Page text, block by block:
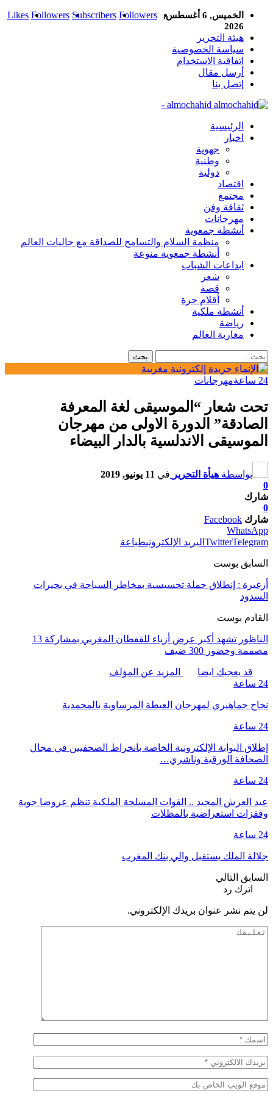
Likes Followers Subscribers Followers
الخميس, 6 أغسطس,
2026
هيئة التحرير
سياسة الخصوصية
اتفاقية الاستخدام
أرسل مقال
إتصل بنا
almochahid -
الرئيسية
اخبار
جهوية
وطنية
دولية
اقتصاد
مجتمع
ثقافة وفن
مهرجانات
أنشطة جمعوية
منظمة السلام والتسامح للصداقة مع جاليات العالم
أنشطة جمعوية منوعة
ابداعات الشباب
شعر
قصة
أقلام حرة
أنشطة ملكية
رياضة
مغاربة العالم
24 ساعة مهرجانات
تحت شعار “الموسيقى لغة المعرفة
الصادقة” الدورة الاولى من مهرجان
الموسيقى الاندلسية بالدار البيضاء
بواسطة هيأة التحرير في 11 يونيو, 2019
0
شارك
0
شارك Facebook
WhatsApp
TwitterTelegram البريد الإلكترونيطباعة
السابق بوست
أزغيرة : إنطلاق حملة تحسيسية بمخاطر السباحة في بحيرات
السدود
القادم بوست
الناظور تشهد أكبر عرض أزياء للقفطان المغربي بمشاركة 13
مصممة وحضور 300 ضيف
قد يعجبك ايضا
المزيد عن المؤلف
24 ساعة
نجاح جماهيري لمهرجان العيطة المرساوية بالمحمدية
24 ساعة
إطلاق البوابة الإلكترونية الخاصة بانخراط الصحفيين في مجال
الصحافة الورقية وناشري…
24 ساعة
عيد العرش المجيد .. القوات المسلحة الملكية تنظم عروضا جوية
وقفزات استعراضية بالمظلات
24 ساعة
جلالة الملك يستقبل والي بنك المغرب
السابق التالي
اترك رد
لن يتم نشر عنوان بريدك الإلكتروني.